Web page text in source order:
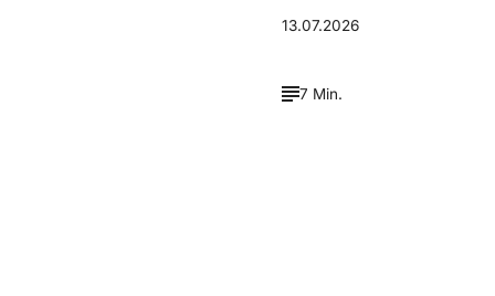
13.07.2026
7 Min.